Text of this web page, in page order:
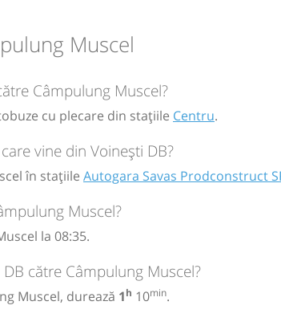
Muscel
Câmpulung Muscel?
cu plecare din stațiile Centru.
vine din Voinești DB?
în stațiile Autogara Savas Prodconstruct
Muscel?
la 08:35.
către Câmpulung Muscel?
Muscel, durează 1h 10min.